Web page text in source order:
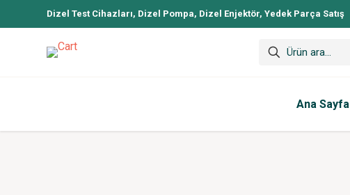
Dizel Test Cihazları, Dizel Pompa, Dizel Enjektör, Yedek Parça Satış
Ana Sayfa